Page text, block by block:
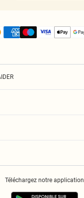
Téléchargez notre application